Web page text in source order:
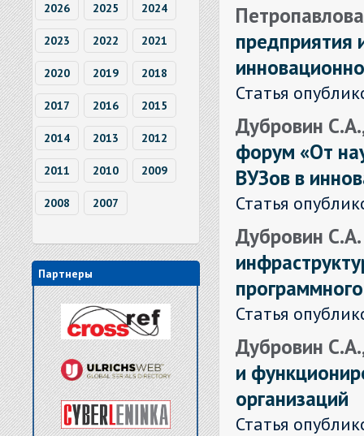
2026
2025 2024
2023 2022 2021
2020 2019 2018
2017 2016 2015
2014 2013 2012
2011 2010 2009
2008 2007
Партнеры
предприятия
Статья
Дубровин
форум «От
ВУЗов в
Статья
Дубровин С.А.
Статья
Дубровин
и
организаций
Статья